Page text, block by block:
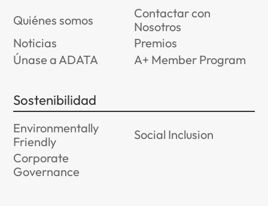
Quiénes somos
Contactar con
Nosotros
Noticias
Premios
Únase a ADATA
A+ Member Program
Sostenibilidad
Environmentally
Friendly
Social Inclusion
Corporate
Governance